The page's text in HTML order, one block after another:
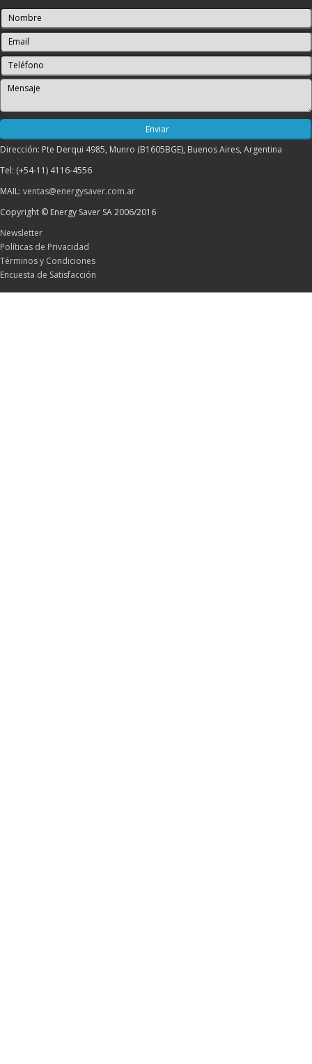
Dirección: Pte Derqui 4985, Munro (B1605BGE), Buenos Aires, Argentina
Tel: (+54-11) 4116-4556
MAIL: ventas@energysaver.com.ar
Copyright © Energy Saver SA 2006/2016
Newsletter
Políticas de Privacidad
Términos y Condiciones
Encuesta de Satisfacción